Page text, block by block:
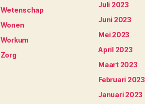
Wetenschap
Wonen
Workum
Zorg
Juli 2023
Juni 2023
Mei 2023
April 2023
Maart 2023
Februari 2023
Januari 2023